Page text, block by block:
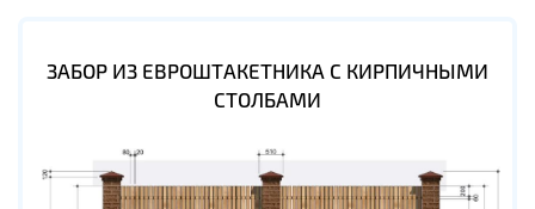
ЗАБОР ИЗ ЕВРОШТАКЕТНИКА С КИРПИЧНЫМИ
СТОЛБАМИ